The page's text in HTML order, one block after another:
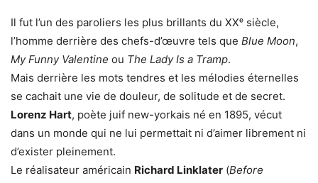
Il fut l’un des paroliers les plus brillants du XXᵉ siècle,
l’homme derrière des chefs-d’œuvre tels que Blue Moon,
My Funny Valentine ou The Lady Is a Tramp.
Mais derrière les mots tendres et les mélodies éternelles
se cachait une vie de douleur, de solitude et de secret.
Lorenz Hart, poète juif new-yorkais né en 1895, vécut
dans un monde qui ne lui permettait ni d’aimer librement ni
d’exister pleinement.
Le réalisateur américain Richard Linklater (Before